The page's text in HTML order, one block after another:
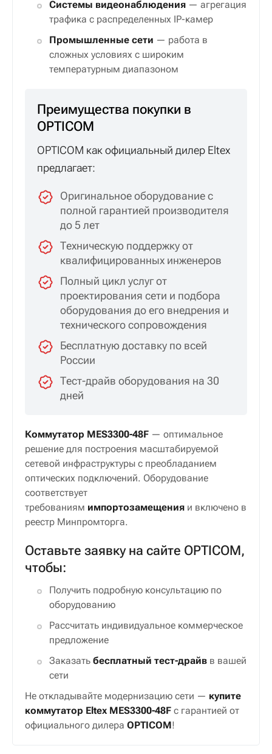
Системы видеонаблюдения — агрегация
трафика с распределенных IP-камер
Промышленные сети — работа в
сложных условиях с широким
температурным диапазоном
Преимущества покупки в
OPTICOM
OPTICOM как официальный дилер Eltex
предлагает:
Оригинальное оборудование с
полной гарантией производителя
до 5 лет
Техническую поддержку от
квалифицированных инженеров
Полный цикл услуг от
проектирования сети и подбора
оборудования до его внедрения и
технического сопровождения
Бесплатную доставку по всей
России
Тест-драйв оборудования на 30
дней
Коммутатор MES3300-48F — оптимальное
решение для построения масштабируемой
сетевой инфраструктуры с преобладанием
оптических подключений. Оборудование
соответствует
требованиям импортозамещения и включено в
реестр Минпромторга.
Оставьте заявку на сайте OPTICOM,
чтобы:
Получить подробную консультацию по
оборудованию
Рассчитать индивидуальное коммерческое
предложение
Заказать бесплатный тест-драйв в вашей
сети
Не откладывайте модернизацию сети — купите
коммутатор Eltex MES3300-48F с гарантией от
официального дилера OPTICOM!